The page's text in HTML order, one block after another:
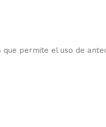
permite el uso de